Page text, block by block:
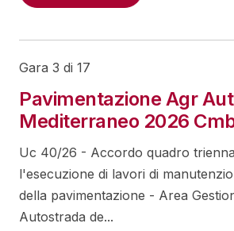
Gara 3 di 17
Pavimentazione Agr
Mediterraneo 2026
Uc 40/26 - Accordo quadro
l'esecuzione di lavori di
della pavimentazione - Area
Autostrada de...